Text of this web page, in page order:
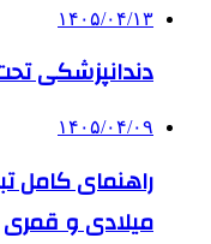
۱۴۰۵/۰۴/۱۳
دندانپزشکی
۱۴۰۵/۰۴/۰۹
راهنمای کامل
میلادی و قمری